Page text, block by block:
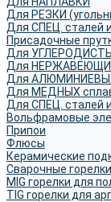
Для РЕЗКИ
Для СПЕЦ. сталей
Присадочные
Для
Для
Для
Для МЕДНЫХ
Для СПЕЦ. сталей
Вольфрамовые
Припои
Флюсы
Керамические
Сварочные горелки
MIG горелки для
TIG горелки для